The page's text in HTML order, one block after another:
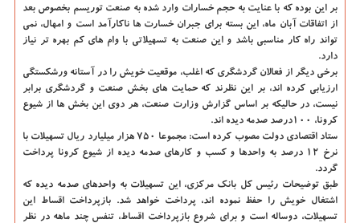
بر این بوده كه با عنایت به حجم خسارات وارد شده به صنعت توریسم بخصوص بعد
از اتفاقات آبان ماه، این بسته برای جبران خسارت ها ناكارآمد است و امهال، نمی
تواند راه كار مناسبی باشد و این صنعت به تسهیلاتی با وام های كم بهره تر نیاز
دارد.
برخی دیگر از فعالان گردشگری كه اغلب، موقعیت خویش را در آستانه ورشكستگی
ارزیابی كرده اند، بر این نظرند كه حمایت های بخش صنعت و گردشگری برابر
نیست، در حالیكه بر اساس گزارش وزارت صنعت، هر دوی این بخش ها از شیوع
كرونا، ۱۰۰درصد صدمه دیده اند.
ستاد اقتصادی دولت مصوب كرده است: مجموعا ۷۵۰ هزار میلیارد ریال تسهیلات با
نرخ ۱۲ درصد به واحدها و كسب و كارهای صدمه دیده از شیوع كرونا پرداخت
گردد.
طبق توضیحات رئیس كل بانك مركزی، این تسهیلات به واحدهای صدمه دیده كه
اشتغال خویش را حفظ نموده اند، پرداخت خواهد شد. بازپرداخت اقساط این
تسهیلات، دوساله است و برای شروع بازپرداخت اقساط، تنفس چند ماهه در نظر